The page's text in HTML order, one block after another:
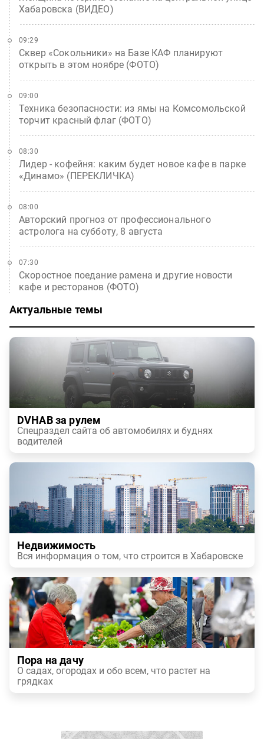
Хабаровска (ВИДЕО)
Сквер «Сокольники» на Базе КАФ планируют
открыть в этом ноябре (ФОТО)
09:29
Техника безопасности: из ямы на Комсомольской
торчит красный флаг (ФОТО)
09:00
Лидер - кофейня: каким будет новое кафе в парке
«Динамо» (ПЕРЕКЛИЧКА)
08:30
Авторский прогноз от профессионального
астролога на субботу, 8 августа
08:00
Скоростное поедание рамена и другие новости
кафе и ресторанов (ФОТО)
07:30
Актуальные темы
DVHAB за рулем
Спецраздел сайта об автомобилях и буднях
водителей
Недвижимость
Вся информация о том, что строится в Хабаровске
Пора на дачу
О садах, огородах и обо всем, что растет на
грядках